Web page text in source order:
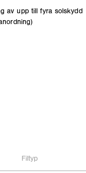
av upp till fyra solskydd